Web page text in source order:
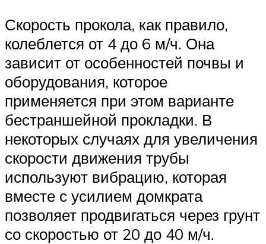
Скорость прокола, как правило,
колеблется от 4 до 6 м/ч. Она
зависит от особенностей почвы и
оборудования, которое
применяется при этом варианте
бестраншейной прокладки. В
некоторых случаях для увеличения
скорости движения трубы
используют вибрацию, которая
вместе с усилием домкрата
позволяет продвигаться через грунт
со скоростью от 20 до 40 м/ч.